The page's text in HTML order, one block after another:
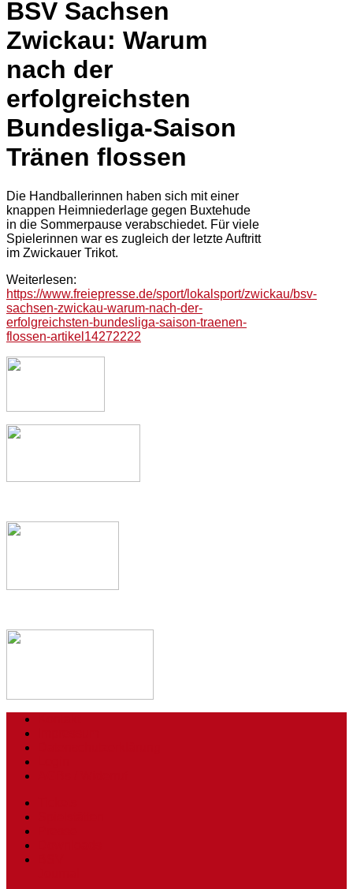
BSV Sachsen
Zwickau: Warum
nach der
erfolgreichsten
Bundesliga-Saison
Tränen flossen
Die Handballerinnen haben sich mit einer
knappen Heimniederlage gegen Buxtehude
in die Sommerpause verabschiedet. Für viele
Spielerinnen war es zugleich der letzte Auftritt
im Zwickauer Trikot.
Weiterlesen:
https://www.freiepresse.de/sport/lokalsport/zwickau/bsv-
sachsen-zwickau-warum-nach-der-
erfolgreichsten-bundesliga-saison-traenen-
flossen-artikel14272222